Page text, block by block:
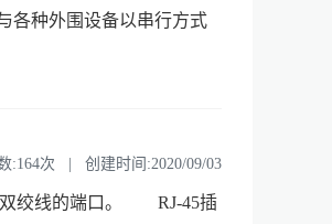
各种外围设备以串行方式
:164次 | 创建时间:2020/09/03
双绞线的端口。 RJ-45插